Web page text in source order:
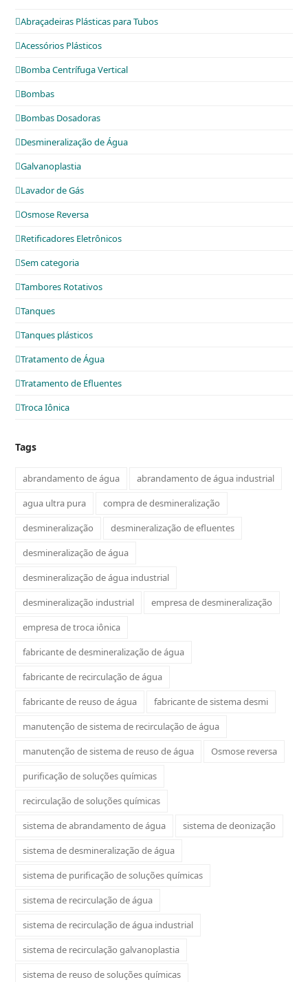
Abraçadeiras Plásticas para Tubos
Acessórios Plásticos
Bomba Centrífuga Vertical
Bombas
Bombas Dosadoras
Desmineralização de Água
Galvanoplastia
Lavador de Gás
Osmose Reversa
Retificadores Eletrônicos
Sem categoria
Tambores Rotativos
Tanques
Tanques plásticos
Tratamento de Água
Tratamento de Efluentes
Troca Iônica
Tags
abrandamento de água
abrandamento de água industrial
agua ultra pura
compra de desmineralização
desmineralização
desmineralização de efluentes
desmineralização de água
desmineralização de água industrial
desmineralização industrial
empresa de desmineralização
empresa de troca iônica
fabricante de desmineralização de água
fabricante de recirculação de água
fabricante de reuso de água
fabricante de sistema desmi
manutenção de sistema de recirculação de água
manutenção de sistema de reuso de água
Osmose reversa
purificação de soluções químicas
recirculação de soluções químicas
sistema de abrandamento de água
sistema de deonização
sistema de desmineralização de água
sistema de purificação de soluções químicas
sistema de recirculação de água
sistema de recirculação de água industrial
sistema de recirculação galvanoplastia
sistema de reuso de soluções químicas